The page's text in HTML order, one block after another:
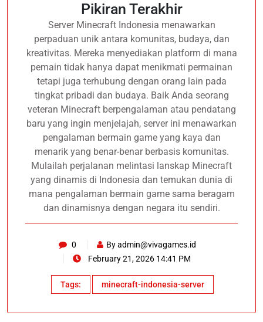
Pikiran Terakhir
Server Minecraft Indonesia menawarkan
perpaduan unik antara komunitas, budaya, dan
kreativitas. Mereka menyediakan platform di mana
pemain tidak hanya dapat menikmati permainan
tetapi juga terhubung dengan orang lain pada
tingkat pribadi dan budaya. Baik Anda seorang
veteran Minecraft berpengalaman atau pendatang
baru yang ingin menjelajah, server ini menawarkan
pengalaman bermain game yang kaya dan
menarik yang benar-benar berbasis komunitas.
Mulailah perjalanan melintasi lanskap Minecraft
yang dinamis di Indonesia dan temukan dunia di
mana pengalaman bermain game sama beragam
dan dinamisnya dengan negara itu sendiri.
0 Byadmin@vivagames.id
February 21, 2026 14:41 PM
Tags: minecraft-indonesia-server